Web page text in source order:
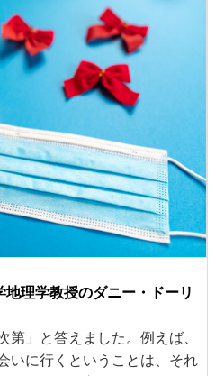
理学教授のダニー・ドーリ
第」と答えました。例えば、
いに行くということは、それ